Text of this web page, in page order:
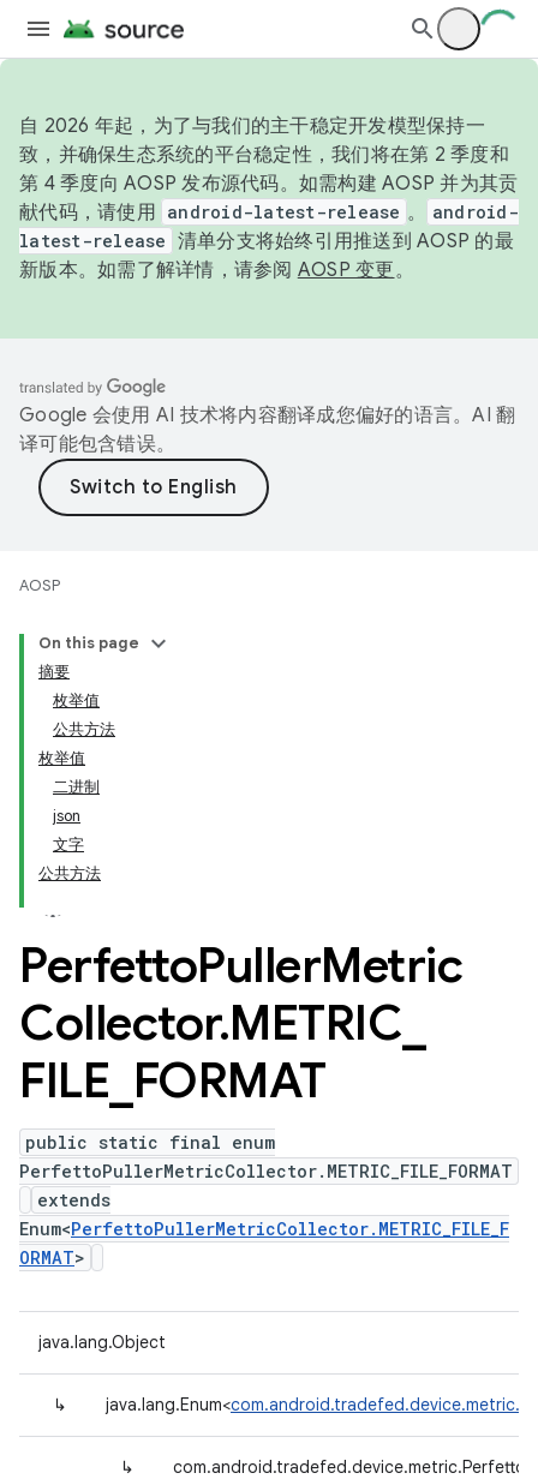
自 2026 年起，为了与我们的主干稳定开发模型保持一
致，并确保生态系统的平台稳定性，我们将在第 2 季度和
第 4 季度向 AOSP 发布源代码。如需构建 AOSP 并为其贡
献代码，请使用 android-latest-release 。
android-
latest-release 清单分支将始终引用推送到 AOSP 的最
新版本。如需了解详情，请参阅 AOSP 变更。
Google 会使用 AI 技术将内容翻译成您偏好的语言。AI 翻
译可能包含错误。
AOSP
On this page
摘要
枚举值
公共方法
枚举值
二进制
json
文字
公共方法
PerfettoPullerMetric
Collector.METRIC
FILE FORMAT
public static final enum
PerfettoPullerMetricCollector.METRIC_FILE_FORMAT
extends
Enum<PerfettoPullerMetricCollector.METRIC_FILE_F
ORMAT>
java.lang.Object
↳ java.lang.Enum<
↳